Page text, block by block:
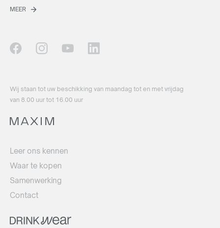
MEER
Wij staan ​​tot uw beschikking van maandag tot en met vrijdag
van 8.00 uur tot 16.00 uur
Leer ons kennen
Waar te kopen
Samenwerking
Contact